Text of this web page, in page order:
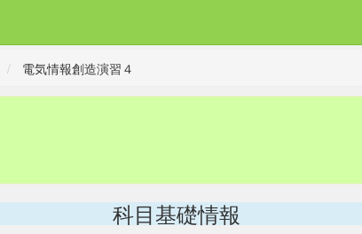
電気情報創造演習４
科目基礎情報